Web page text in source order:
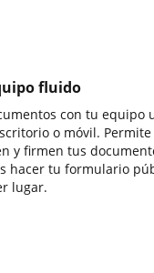
fluido
con tu equipo
o móvil.
y firmen tus
hacer tu formulario
lugar.